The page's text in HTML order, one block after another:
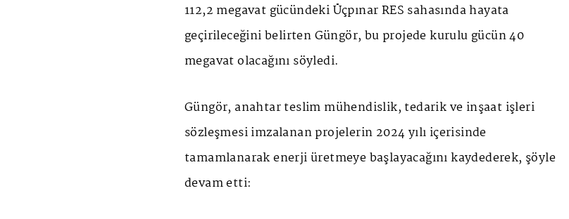
112,2 megavat gücündeki Üçpınar RES sahasında hayata
geçirileceğini belirten Güngör, bu projede kurulu gücün 40
megavat olacağını söyledi.
Güngör, anahtar teslim mühendislik, tedarik ve inşaat işleri
sözleşmesi imzalanan projelerin 2024 yılı içerisinde
tamamlanarak enerji üretmeye başlayacağını kaydederek, şöyle
devam etti: